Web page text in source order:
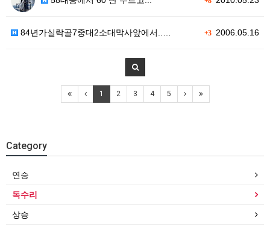
+32006.05.16
84년가실락골7중대2소대막사앞에서..…
1 2 3 4 5
Category
연승
독수리
상승